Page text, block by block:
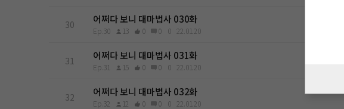
30 어쩌다 보니 대마법사 030화
Ep.30 13 0 0 0 22.01.20
31 어쩌다 보니 대마법사 031화
Ep.31 15 0 0 0 22.01.20
32 어쩌다 보니 대마법사 032화
Ep.32 12 0 0 0 22.01.20